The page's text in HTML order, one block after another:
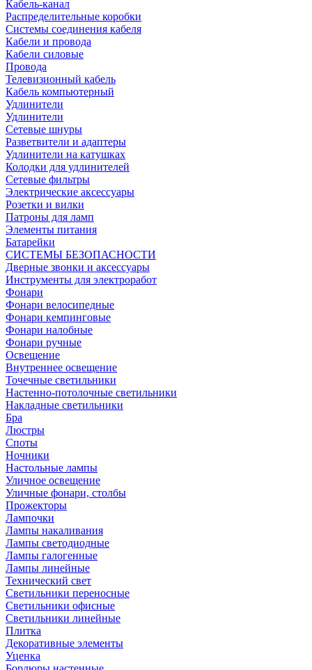
Кабель-канал
Распределительные коробки
Системы соединения кабеля
Кабели и провода
Кабели силовые
Провода
Телевизионный кабель
Кабель компьютерный
Удлинители
Удлинители
Сетевые шнуры
Разветвители и адаптеры
Удлинители на катушках
Колодки для удлинителей
Сетевые фильтры
Электрические аксессуары
Розетки и вилки
Патроны для ламп
Элементы питания
Батарейки
СИСТЕМЫ БЕЗОПАСНОСТИ
Дверные звонки и аксессуары
Инструменты для электроработ
Фонари
Фонари велосипедные
Фонари кемпинговые
Фонари налобные
Фонари ручные
Освещение
Внутреннее освещение
Точечные светильники
Настенно-потолочные светильники
Накладные светильники
Бра
Люстры
Споты
Ночники
Настольные лампы
Уличное освещение
Уличные фонари, столбы
Прожекторы
Лампочки
Лампы накаливания
Лампы светодиодные
Лампы галогенные
Лампы линейные
Технический свет
Светильники переносные
Светильники офисные
Светильники линейные
Плитка
Декоративные элементы
Уценка